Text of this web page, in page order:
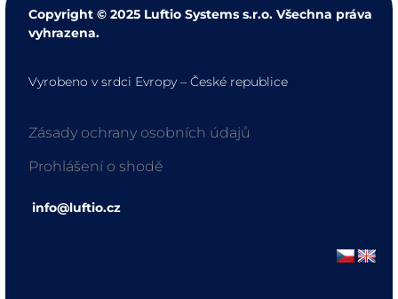
Copyright © 2025 Luftio Systems s.r.o. Všechna práva
vyhrazena.
Vyrobeno v srdci Evropy – České republice
Zásady ochrany osobních údajů
Prohlášení o shodě
info@luftio.cz